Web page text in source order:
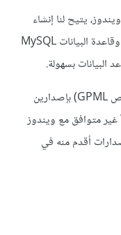
يتيح لنا إنشاء
وقاعدة البيانات MySQL
WampServer متوفر مجانًا (بموجب ترخيص GPML) بإصدارين
مختلفين: 32 و64 بت، Wampserver 2.5 غير متوافق مع ويندوز